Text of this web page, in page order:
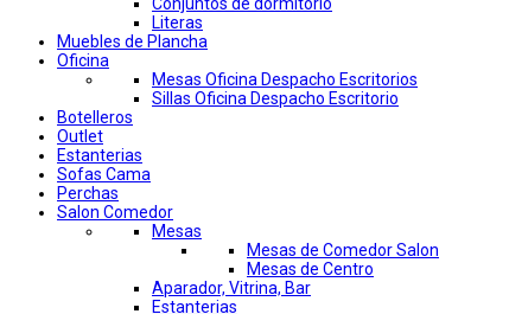
Conjuntos de dormitorio
Literas
Muebles de Plancha
Oficina
Mesas Oficina Despacho Escritorios
Sillas Oficina Despacho Escritorio
Botelleros
Outlet
Estanterias
Sofas Cama
Perchas
Salon Comedor
Mesas
Mesas de Comedor Salon
Mesas de Centro
Aparador, Vitrina, Bar
Estanterias